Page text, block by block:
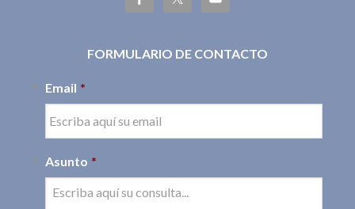
FORMULARIO DE CONTACTO
Email *
Asunto *